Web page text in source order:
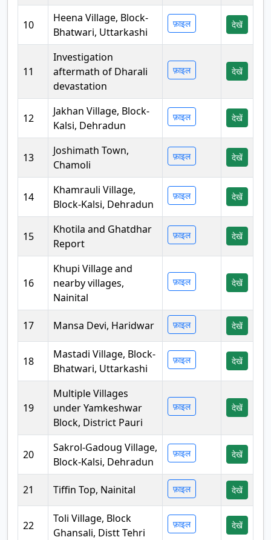
10
Heena Village, Block-
Bhatwari, Uttarkashi
फ़ाइल देखें
11
Investigation
aftermath of Dharali
devastation
फ़ाइल देखें
12
Jakhan Village, Block-
Kalsi, Dehradun
फ़ाइल देखें
13
Joshimath Town,
Chamoli
फ़ाइल देखें
14
Khamrauli Village,
Block-Kalsi, Dehradun
फ़ाइल देखें
15
Khotila and Ghatdhar
Report
फ़ाइल देखें
16
Khupi Village and
nearby villages,
Nainital
फ़ाइल देखें
17 Mansa Devi, Haridwar फ़ाइल देखें
18
Mastadi Village, Block-
Bhatwari, Uttarkashi
फ़ाइल देखें
19
Multiple Villages
under Yamkeshwar
Block, District Pauri
फ़ाइल देखें
20
Sakrol-Gadoug Village,
Block-Kalsi, Dehradun
फ़ाइल देखें
21 Tiffin Top, Nainital फ़ाइल देखें
22
Toli Village, Block
Ghansali, Distt Tehri
फ़ाइल देखें